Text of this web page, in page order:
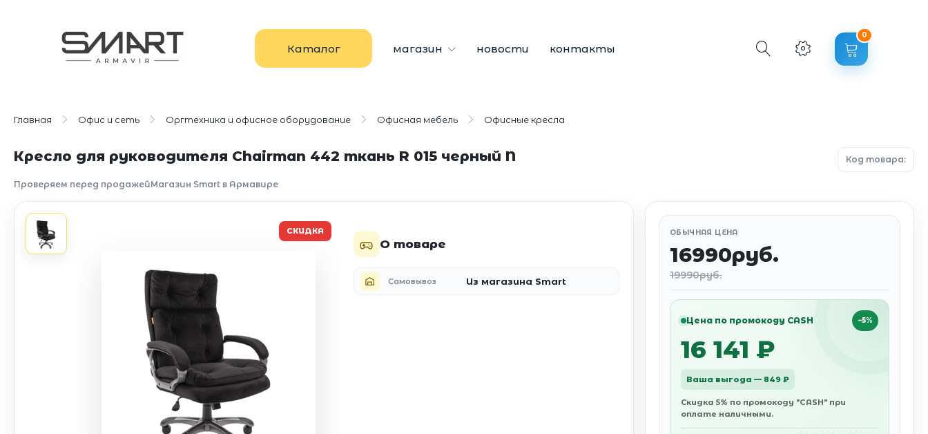
Каталог магазин новости контакты
0
Главная Офис и сеть Оргтехника и офисное оборудование Офисная мебель Офисные кресла
Кресло для руководителя Chairman 442 ткань R 015 черный N Код товара:
Проверяем перед продажейМагазин Smart в Армавире
СКИДКА
О товаре
Самовывоз Из магазина Smart
ОБЫЧНАЯ ЦЕНА
16990руб.
19990руб.
Цена по промокоду CASH −5%
16 141 ₽
Ваша выгода — 849 ₽
Скидка 5% по промокоду "CASH" при
оплате наличными.